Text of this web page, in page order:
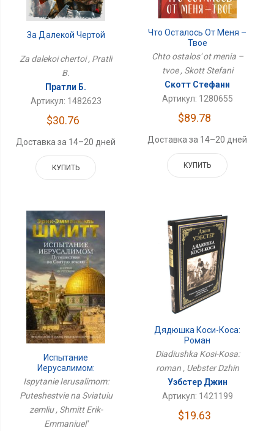
За Далекой Чертой
Za dalekoi chertoi , Pratli
B.
Пратли Б.
Артикул: 1482623
$30.76
Доставка за 14–20 дней
КУПИТЬ
Что Осталось От Меня –
Твое
Chto ostalos' ot menia –
tvoe , Skott Stefani
Скотт Стефани
Артикул: 1280655
$89.78
Доставка за 14–20 дней
КУПИТЬ
Испытание
Иерусалимом:
Путешествие На Святую
Ispytanie Ierusalimom:
Puteshestvie na Sviatuiu
zemliu , Shmitt Erik-
Emmaniuel'
Дядюшка Коси-Коса:
Роман
Diadiushka Kosi-Kosa:
roman , Uebster Dzhin
Уэбстер Джин
Артикул: 1421199
$19.63